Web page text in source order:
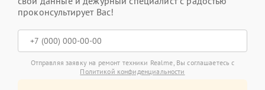
проконсультирует Вас!
Отправляя заявку на ремонт техники Realme, Вы соглашаетесь с
Политикой конфиденциальности